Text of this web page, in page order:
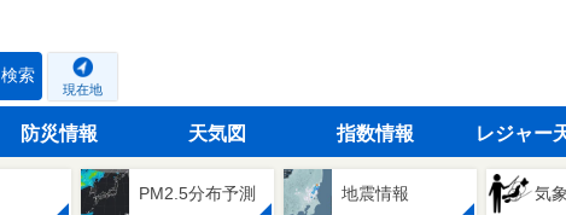
検索
現在地
防災情報 天気図 指数情報 レジャー
PM2.5分布予測 地震情報 気